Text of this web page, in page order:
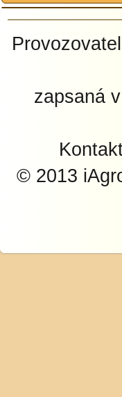
zapsaná
© 2013